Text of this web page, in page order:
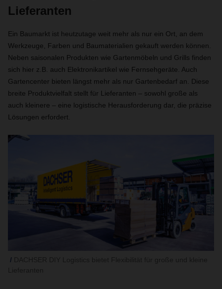
Lieferanten
Ein Baumarkt ist heutzutage weit mehr als nur ein Ort, an dem
Werkzeuge, Farben und Baumaterialien gekauft werden können.
Neben saisonalen Produkten wie Gartenmöbeln und Grills finden
sich hier z.B. auch Elektronikartikel wie Fernsehgeräte. Auch
Gartencenter bieten längst mehr als nur Gartenbedarf an. Diese
breite Produktvielfalt stellt für Lieferanten – sowohl große als
auch kleinere – eine logistische Herausforderung dar, die präzise
Lösungen erfordert.